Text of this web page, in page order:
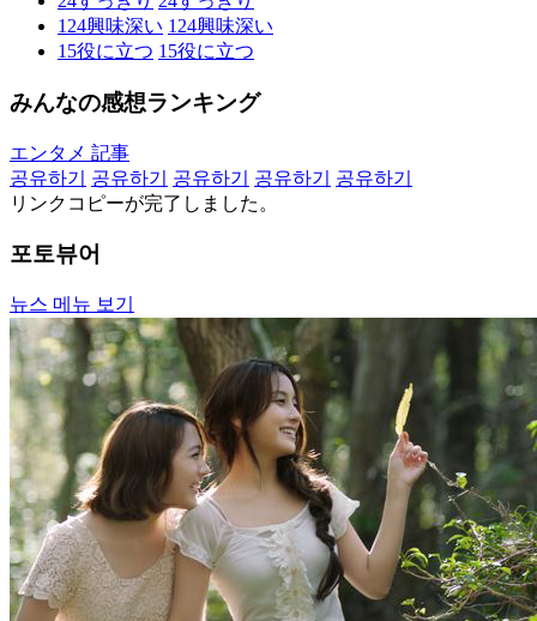
124興味深い 124興味深い
15役に立つ 15役に立つ
みんなの感想ランキング
エンタメ 記事
공유하기
공유하기 공유하기 공유하기
공유하기
リンクコピーが完了しました。
포토뷰어
뉴스 메뉴 보기